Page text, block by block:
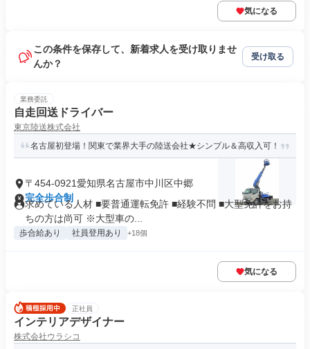
気になる
この条件を保存して、新着求人を受け取りませ
んか？
受け取る
業務委託
自走回送ドライバー
東京陸送株式会社
名古屋初登場！関東で業界大手の陸送会社★シンプル＆高収入可！
〒454-0921愛知県名古屋市中川区中郷
完全歩合制
求めている人材 ■要普通運転免許 ■経験不問 ■大型免許をお持
ちの方は尚可 ※大型車の...
歩合給あり 社員登用あり +18個
気になる
正社員
インテリアデザイナー
株式会社ウラシコ